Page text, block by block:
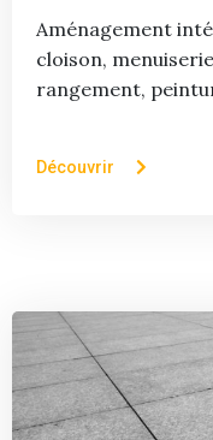
Aménagement
cloison,
rangement,
Découvrir